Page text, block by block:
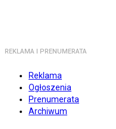
REKLAMA I PRENUMERATA
Reklama
Ogłoszenia
Prenumerata
Archiwum